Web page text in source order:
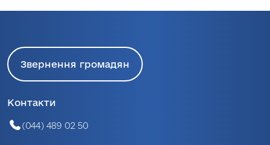
Звернення громадян
Контакти
(044) 489 02 50